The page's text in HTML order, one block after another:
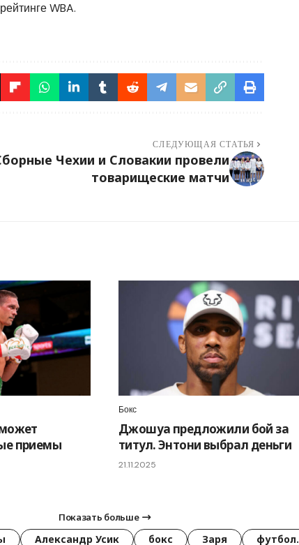
WBA.
СЛЕДУЮЩАЯ СТАТЬЯ
Чехии и Словакии провели
товарищеские матчи
приемы
Бокс
Джошуа предложили бой за
титул. Энтони выбрал деньги
21.11.2025
Показать больше
Александр Усик бокс Заря футбол.